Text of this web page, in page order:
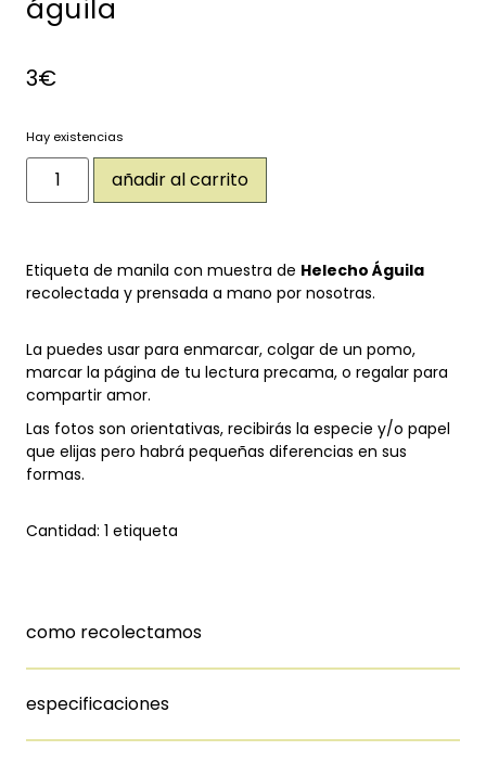
águila
3€
Hay existencias
añadir al carrito
Etiqueta de manila con muestra de Helecho Águila
recolectada y prensada a mano por nosotras.
La puedes usar para enmarcar, colgar de un pomo,
marcar la página de tu lectura precama, o regalar para
compartir amor.
Las fotos son orientativas, recibirás la especie y/o papel
que elijas pero habrá pequeñas diferencias en sus
formas.
Cantidad: 1 etiqueta
como recolectamos
especificaciones